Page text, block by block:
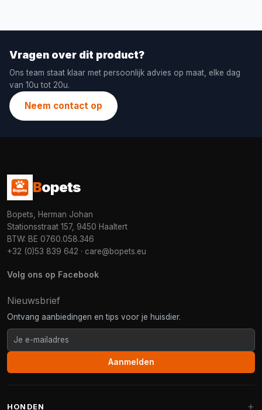
Vragen over dit product?
Ons team staat klaar met persoonlijk advies op maat, elke dag
van 10u tot 20u.
Neem contact op
Bopets
Bopets, Herman Johan
Stationsstraat 157, 9450 Haaltert
BTW: BE 0760.058.346
+32 (0)53 839 642 · care@bopets.eu
Volg ons op Facebook
Nieuwsbrief
Ontvang aanbiedingen en tips voor je huisdier.
Aanmelden
HONDEN